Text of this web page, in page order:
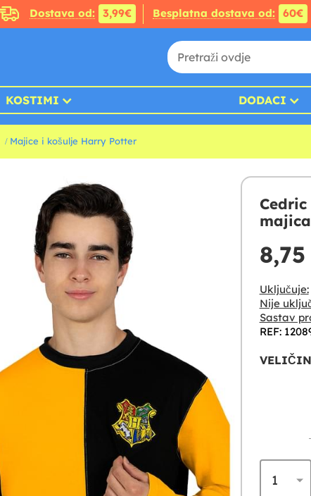
Dostava od: 3,99€ Besplatna dostava od: 60€
KOSTIMI DODACI
Majice i košulje Harry Potter
Uključuje:
Nije
Sastav
REF: